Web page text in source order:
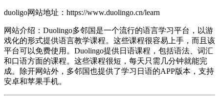
duoligo网站地址：https://www.duolingo.cn/learn
网站介绍：Duolingo多邻国是一个流行的语言学习平台，以游
戏化的形式提供语言教学课程。这些课程很容易上手，而且该
平台可以免费使用。Duolingo提供日语课程，包括语法、词汇
和口语方面的课程。这些课程很短，每天只需几分钟就能完
成。除开网站外，多邻国也提供了学习日语的APP版本，支持
安卓和苹果手机。